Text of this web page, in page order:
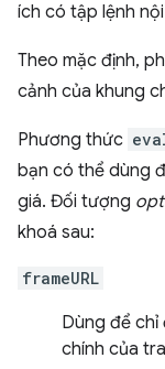
ích có tập lệnh
Theo mặc định,
cảnh của khung
Phương thức
bạn có thể dùng
giá. Đối tượng
khoá sau:
frameURL
Dùng để chỉ
chính của